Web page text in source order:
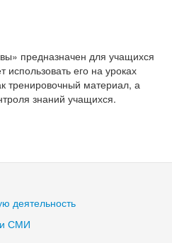
предназначен для учащихся
использовать его на уроках
тренировочный материал, а
знаний учащихся.
деятельность
СМИ